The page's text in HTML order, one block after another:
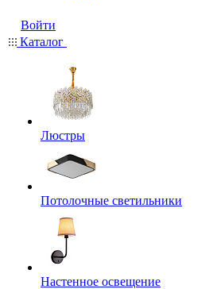
Войти
Каталог
Люстры
Потолочные светильники
Настенное освещение